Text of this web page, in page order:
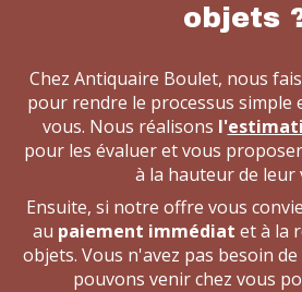
objets
Chez Antiquaire Boulet, nous
pour rendre le processus
vous. Nous réalisons l'
pour les évaluer et vous
à la hauteur de leur
Ensuite, si notre offre vous
au paiement immédiat et à la
objets. Vous n'avez pas besoin
pouvons venir chez vous